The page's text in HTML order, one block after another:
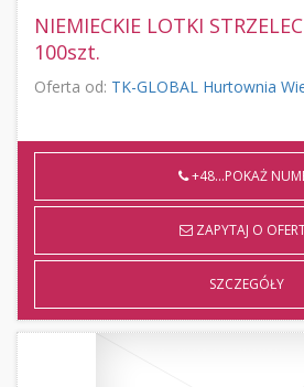
NIEMIECKIE LOTKI
100szt.
Oferta od: TK-GLOBAL Hurtownia
+48...POKAŻ
ZAPYTAJ O
SZCZEGÓŁY